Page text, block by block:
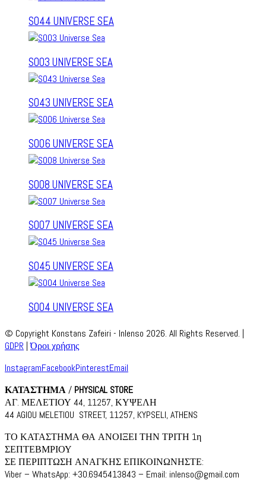
S044 UNIVERSE SEA
S003 UNIVERSE SEA
S043 UNIVERSE SEA
S006 UNIVERSE SEA
S008 UNIVERSE SEA
S007 UNIVERSE SEA
S045 UNIVERSE SEA
S004 UNIVERSE SEA
© Copyright Konstans Zafeiri - Inlenso 2026. All Rights Reserved. |
GDPR |Όροι χρήσης
InstagramFacebookPinterestEmail
ΚΑΤΑΣΤΗΜΑ/ PHYSICAL STORE
ΑΓ. ΜΕΛΕΤΙΟΥ 44, 11257, ΚΥΨΕΛΗ
44 AGIOU MELETIOU STREET, 11257, KYPSELI, ATHENS
ΤΟ ΚΑΤΑΣΤΗΜΑ ΘΑ ΑΝΟΙΞΕΙ ΤΗΝ ΤΡΙΤΗ 1η
ΣΕΠΤΕΒΜΡΙΟΥ
ΣΕ ΠΕΡΙΠΤΩΣΗ ΑΝΑΓΚΗΣ ΕΠΙΚΟΙΝΩΝΗΣΤΕ:
Viber – WhatsApp: +30.6945413843 – Email: inlenso@gmail.com